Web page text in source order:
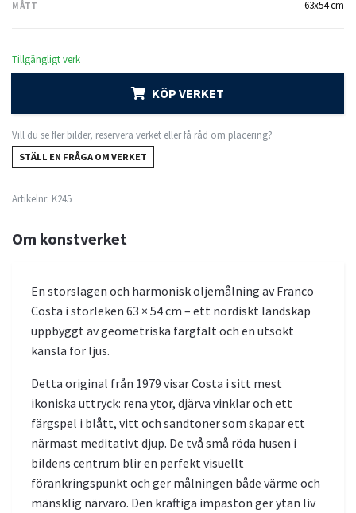
MÅTT 63x54 cm
Tillgängligt verk
KÖP VERKET
Vill du se fler bilder, reservera verket eller få råd om placering?
STÄLL EN FRÅGA OM VERKET
Artikelnr: K245
Om konstverket
En storslagen och harmonisk oljemålning av Franco
Costa i storleken 63 × 54 cm – ett nordiskt landskap
uppbyggt av geometriska färgfält och en utsökt
känsla för ljus.
Detta original från 1979 visar Costa i sitt mest
ikoniska uttryck: rena ytor, djärva vinklar och ett
färgspel i blått, vitt och sandtoner som skapar ett
närmast meditativt djup. De två små röda husen i
bildens centrum blir en perfekt visuellt
förankringspunkt och ger målningen både värme och
mänsklig närvaro. Den kraftiga impaston ger ytan liv